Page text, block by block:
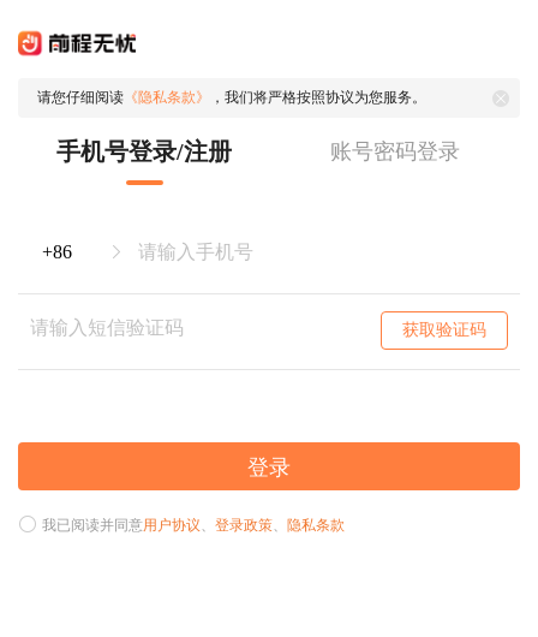
请您仔细阅读 《隐私条款》 ，我们将严格按照协议为您服务。
手机号登录/注册 账号密码登录
获取验证码
登录
我已阅读并同意用户协议、 登录政策、 隐私条款